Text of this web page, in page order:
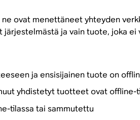
ovat menettäneet yhteyden
ja vain tuote, joka
ja ensisijainen tuote on
yhdistetyt tuotteet ovat offline-
tilassa tai sammutettu